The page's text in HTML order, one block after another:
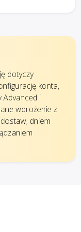
dotyczy
konta,
Advanced i
wdrożenie z
dniem